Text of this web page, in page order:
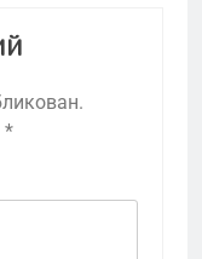
*